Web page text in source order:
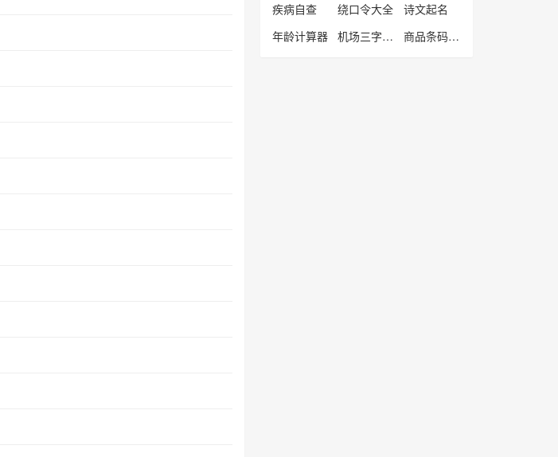
疾病自查
绕口令大全
诗文起名
年龄计算器
机场三字代码 商品条码查询